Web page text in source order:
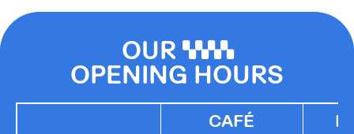
OUR 0000
OPENING HOURS
CAFÉ